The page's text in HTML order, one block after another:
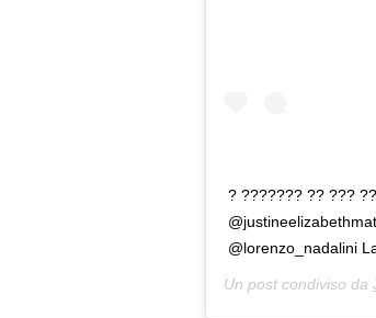
? ??????? ?? ???
@lorenzo_nadalini
Un post condiviso da